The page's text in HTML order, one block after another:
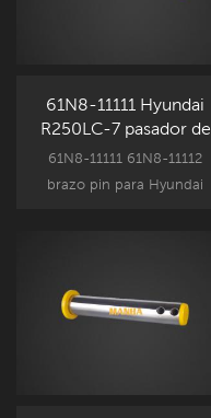
61N8-11111 Hyundai
R250LC-7 pasador de
brazo
61N8-11111 61N8-11112
brazo pin para Hyundai